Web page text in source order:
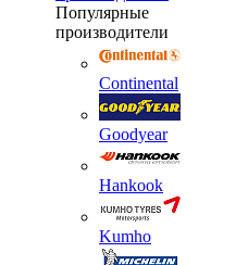
Популярные
производители
Continental
Goodyear
Hankook
Kumho